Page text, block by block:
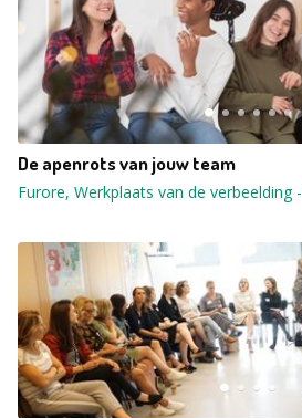
De apenrots van jouw team
Furore, Werkplaats van de verbeelding-